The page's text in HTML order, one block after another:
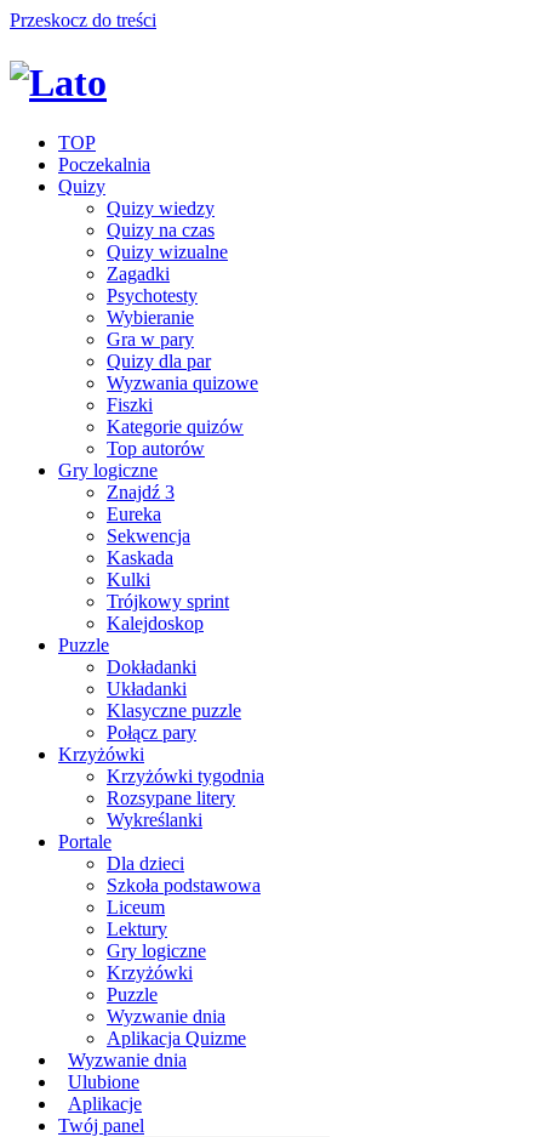
Przeskocz do treści
TOP
Poczekalnia
Quizy
Quizy wiedzy
Quizy na czas
Quizy wizualne
Zagadki
Psychotesty
Wybieranie
Gra w pary
Quizy dla par
Wyzwania quizowe
Fiszki
Kategorie quizów
Top autorów
Gry logiczne
Znajdź 3
Eureka
Sekwencja
Kaskada
Kulki
Trójkowy sprint
Kalejdoskop
Puzzle
Dokładanki
Układanki
Klasyczne puzzle
Połącz pary
Krzyżówki
Krzyżówki tygodnia
Rozsypane litery
Wykreślanki
Portale
Dla dzieci
Szkoła podstawowa
Liceum
Lektury
Gry logiczne
Krzyżówki
Puzzle
Wyzwanie dnia
Aplikacja Quizme
Wyzwanie dnia
Ulubione
Aplikacje
Twój panel